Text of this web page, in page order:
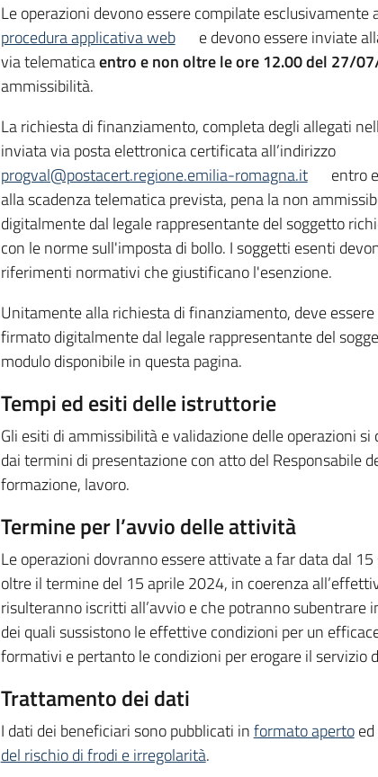
Le operazioni devono essere compilate esclusivamente
procedura applicativa web
e devono essere inviate
via telematicaentro e non oltre le ore 12.00 del 27/
ammissibilità.
La richiesta di finanziamento, completa degli allegati
inviata via posta elettronica certificata all’indirizzo
progval@postacert.regione.emilia-romagna.it
entro
alla scadenza telematica prevista, pena la non
digitalmente dal legale rappresentante del soggetto
con le norme sull'imposta di bollo. I soggetti esenti
riferimenti normativi che giustificano l'esenzione.
Unitamente alla richiesta di finanziamento, deve
firmato digitalmente dal legale rappresentante del
modulo disponibile in questa pagina.
Tempi ed esiti delle istruttorie
Gli esiti di ammissibilità e validazione delle operazioni
dai termini di presentazione con atto del Responsabile
formazione, lavoro.
Termine per l’avvio delle attività
Le operazioni dovranno essere attivate a far data dal
oltre il termine del 15 aprile 2024, in coerenza
risulteranno iscritti all’avvio e che potranno subentrare
dei quali sussistono le effettive condizioni per un
formativi e pertanto le condizioni per erogare il servizio
Trattamento dei dati
I dati dei beneficiari sono pubblicati informato apertoed
del rischio di frodi e irregolarità.